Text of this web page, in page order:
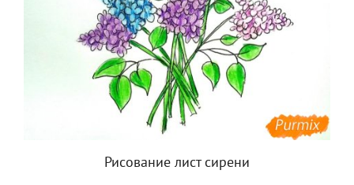
Рисование лист сирени